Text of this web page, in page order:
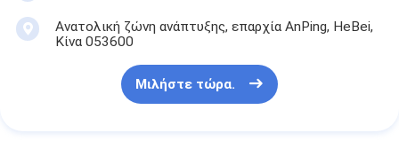
Ανατολική ζώνη ανάπτυξης, επαρχία AnPing, HeBei,
Κίνα 053600
Μιλήστε τώρα.